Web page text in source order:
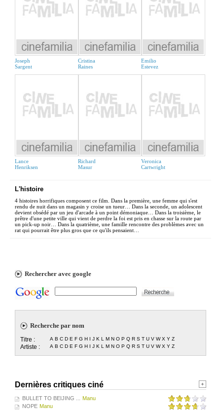
Joseph
Sargent
Cristina
Raines
Emilio
Estevez
Lance
Henriksen
Richard
Masur
Veronica
Cartwright
L'histoire
4 histoires horrifiques composent ce film. Dans la première, une femme qui s'est
rendu de nuit dans un magasin y croise un tueur… Dans la seconde, un adolescent
devient obsédé par un jeu d'arcade à un point démoniaque… Dans la troisième, le
prêtre d'une petite ville qui vient de perdre la foi est pris en chasse sur la route par
un pick-up noir… Dans la quatrième, une famille rencontre des problèmes avec un
rat qui pourrait être plus gros que ce qu'ils pensaient…
Rechercher avec google
Recherche par nom
Titre : A B C D E F G H I J K L M N O P Q R S T U V W X Y Z
Artiste : A B C D E F G H I J K L M N O P Q R S T U V W X Y Z
Dernières critiques ciné
BULLET TO BEIJING ...
Manu
NOPE Manu